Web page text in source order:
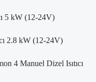
5 kW (12-24V)
2.8 kW (12-24V)
4 Manuel Dizel Isıtıcı